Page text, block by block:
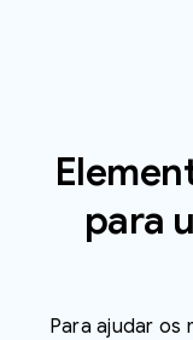
para
Para ajudar os